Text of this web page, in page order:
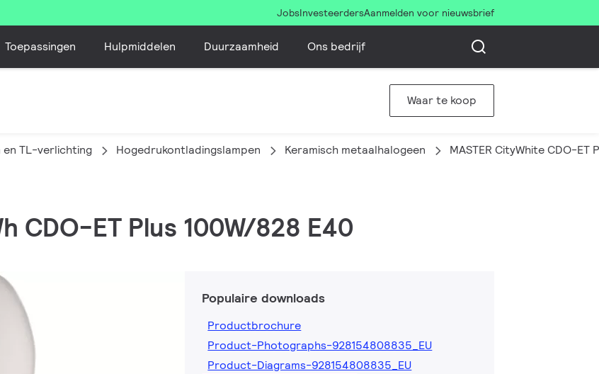
JobsInvesteerdersAanmelden voor nieuwsbrief
Toepassingen Hulpmiddelen Duurzaamheid Ons bedrijf
Waar te koop
en TL-verlichting Hogedrukontladingslampen Keramisch metaalhalogeen MASTER CityWhite CDO-ET
CDO-ET Plus 100W/828 E40
Populaire downloads
Productbrochure
Product-Photographs-928154808835_EU
Product-Diagrams-928154808835_EU